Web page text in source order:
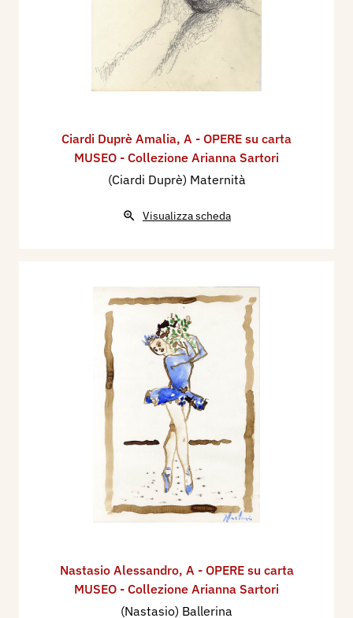
Ciardi Duprè Amalia, A - OPERE su carta
MUSEO - Collezione Arianna Sartori
(Ciardi Duprè) Maternità
Visualizza scheda
Nastasio Alessandro, A - OPERE su carta
MUSEO - Collezione Arianna Sartori
(Nastasio) Ballerina